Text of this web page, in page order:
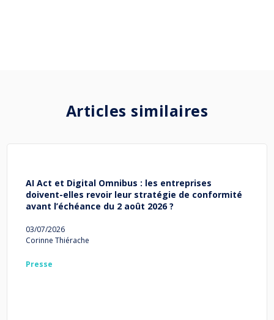
Articles similaires
AI Act et Digital Omnibus : les entreprises
doivent-elles revoir leur stratégie de conformité
avant l’échéance du 2 août 2026 ?
03/07/2026
Corinne Thiérache
Presse